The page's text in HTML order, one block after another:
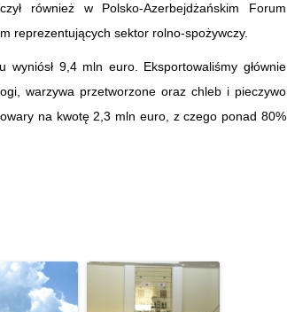
również w Polsko-Azerbejdżańskim Forum
reprezentujących sektor rolno-spożywczy.
9,4 mln euro. Eksportowaliśmy głównie
warzywa przetworzone oraz chleb i pieczywo
na kwotę 2,3 mln euro, z czego ponad 80%